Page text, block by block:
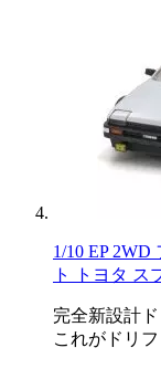
1/10 EP
ト トヨタ ス
完全新設計
これがドリ